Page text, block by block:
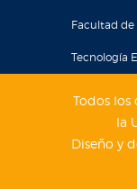
Facultad de
Tecnología
Todos los
la
Diseño y